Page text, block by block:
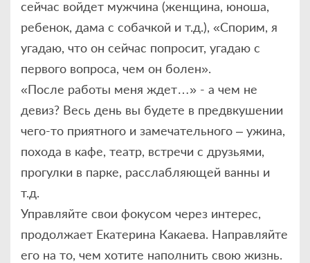
сейчас войдет мужчина (женщина, юноша,
ребенок, дама с собачкой и т.д.), «Спорим, я
угадаю, что он сейчас попросит, угадаю с
первого вопроса, чем он болен».
«После работы меня ждет…» - а чем не
девиз? Весь день вы будете в предвкушении
чего-то приятного и замечательного – ужина,
похода в кафе, театр, встречи с друзьями,
прогулки в парке, расслабляющей ванны и
т.д.
Управляйте свои фокусом через интерес,
продолжает Екатерина Какаева. Направляйте
его на то, чем хотите наполнить свою жизнь.